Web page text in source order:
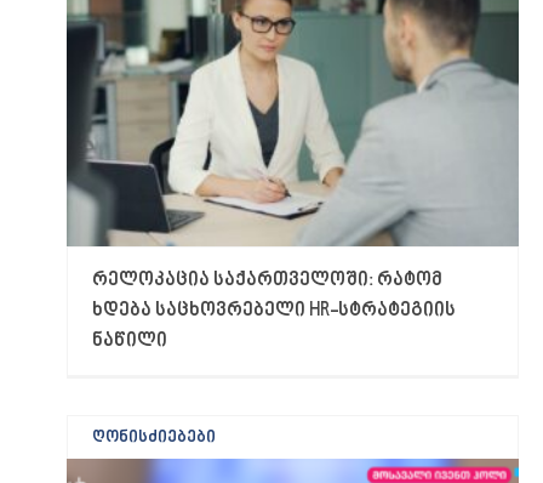
რელოკაცია საქართველოში: რატომ
ხდება საცხოვრებელი HR-სტრატეგიის
ნაწილი
ღონისძიებები